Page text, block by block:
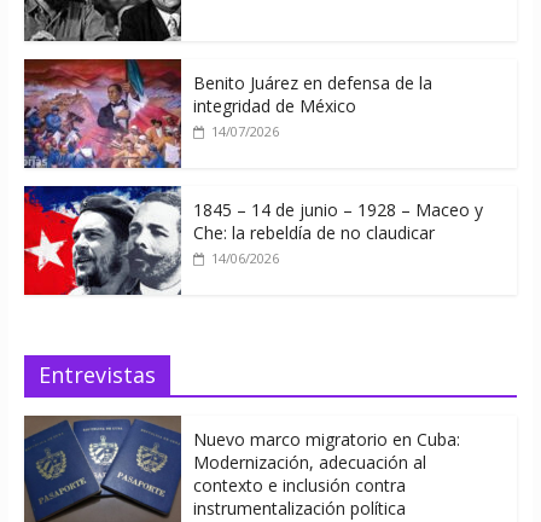
Benito Juárez en defensa de la
integridad de México
14/07/2026
1845 – 14 de junio – 1928 – Maceo y
Che: la rebeldía de no claudicar
14/06/2026
Entrevistas
Nuevo marco migratorio en Cuba:
Modernización, adecuación al
contexto e inclusión contra
instrumentalización política